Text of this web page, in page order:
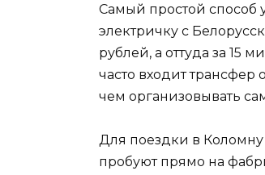
Самый простой способ
электричку с
рублей, а оттуда за 15
часто входит трансфер
чем организовывать
Для поездки в Коломну
пробуют прямо на